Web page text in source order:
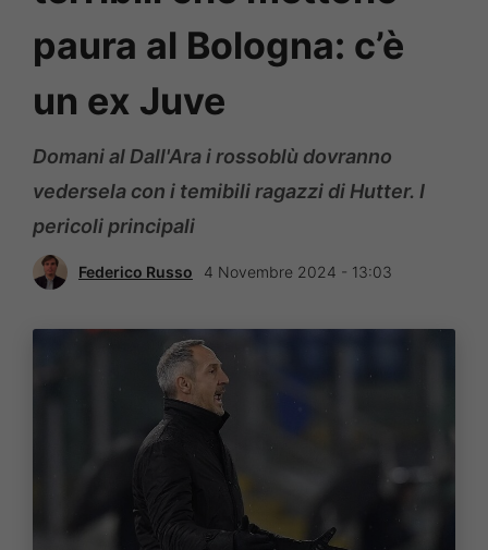
paura al Bologna: c’è
un ex Juve
Domani al Dall'Ara i rossoblù dovranno
vedersela con i temibili ragazzi di Hutter. I
pericoli principali
Federico Russo 4 Novembre 2024 - 13:03